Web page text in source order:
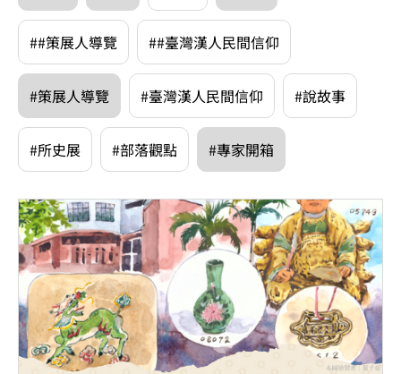
##策展人導覽 ##臺灣漢人民間信仰
#策展人導覽 #臺灣漢人民間信仰 #說故事
#所史展 #部落觀點 #專家開箱